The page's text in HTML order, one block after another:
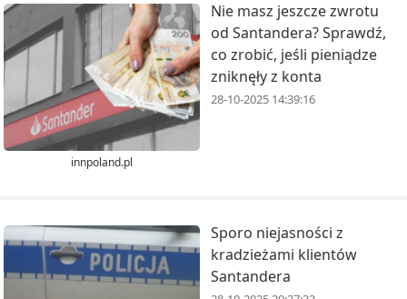
innpoland.pl
Nie masz jeszcze zwrotu
od Santandera? Sprawdź,
co zrobić, jeśli pieniądze
zniknęły z konta
28-10-2025 14:39:16
Sporo niejasności z
kradzieżami klientów
Santandera